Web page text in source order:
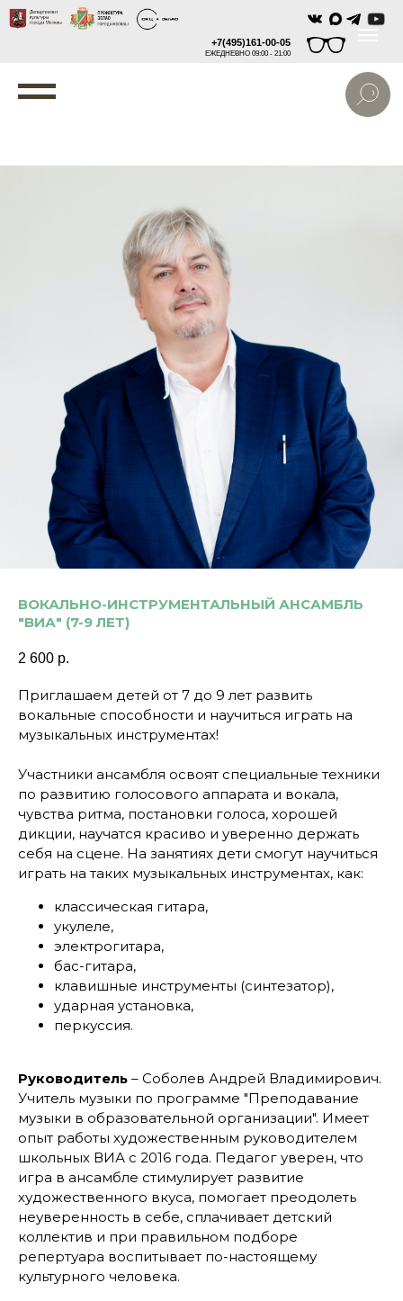
+7(495)161-00-05
ЕЖЕДНЕВНО 09:00 - 21:00
ВОКАЛЬНО-ИНСТРУМЕНТАЛЬНЫЙ АНСАМБЛЬ
"ВИА" (7-9 ЛЕТ)
2 600 р.
Приглашаем детей от 7 до 9 лет развить
вокальные способности и научиться играть на
музыкальных инструментах!
Участники ансамбля освоят специальные техники
по развитию голосового аппарата и вокала,
чувства ритма, постановки голоса, хорошей
дикции, научатся красиво и уверенно держать
себя на сцене. На занятиях дети смогут научиться
играть на таких музыкальных инструментах, как:
классическая гитара,
укулеле,
электрогитара,
бас-гитара,
клавишные инструменты (синтезатор),
ударная установка,
перкуссия.
Руководитель – Соболев Андрей Владимирович.
Учитель музыки по программе "Преподавание
музыки в образовательной организации". Имеет
опыт работы художественным руководителем
школьных ВИА с 2016 года. Педагог уверен, что
игра в ансамбле стимулирует развитие
художественного вкуса, помогает преодолеть
неуверенность в себе, сплачивает детский
коллектив и при правильном подборе
репертуара воспитывает по-настоящему
культурного человека.